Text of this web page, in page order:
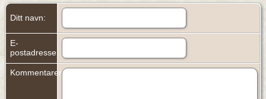
Ditt navn:
E-
postadresse:
Kommentarer: